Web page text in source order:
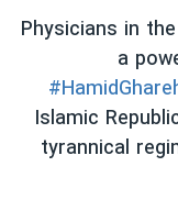
Physicians in
a
Islamic
tyrannical